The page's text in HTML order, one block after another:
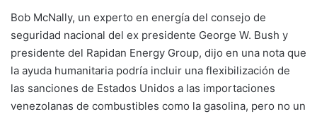
Bob McNally, un experto en energía del consejo de
seguridad nacional del ex presidente George W. Bush y
presidente del Rapidan Energy Group, dijo en una nota que
la ayuda humanitaria podría incluir una flexibilización de
las sanciones de Estados Unidos a las importaciones
venezolanas de combustibles como la gasolina, pero no un